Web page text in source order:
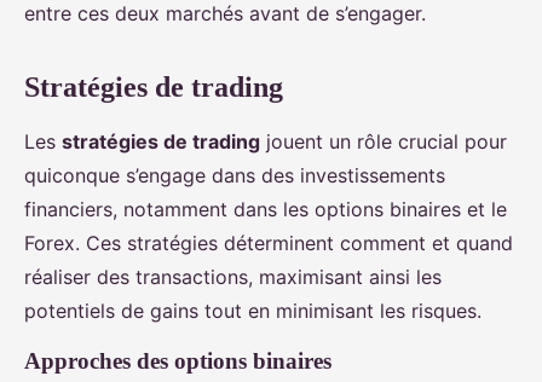
entre ces deux marchés avant de s’engager.
Stratégies de trading
Les stratégies de trading jouent un rôle crucial pour
quiconque s’engage dans des investissements
financiers, notamment dans les options binaires et le
Forex. Ces stratégies déterminent comment et quand
réaliser des transactions, maximisant ainsi les
potentiels de gains tout en minimisant les risques.
Approches des options binaires